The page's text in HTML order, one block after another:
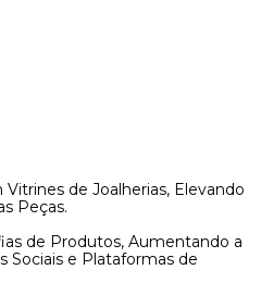
Vitrines de Joalherias, Elevando
Peças.
de Produtos, Aumentando a
Sociais e Plataformas de